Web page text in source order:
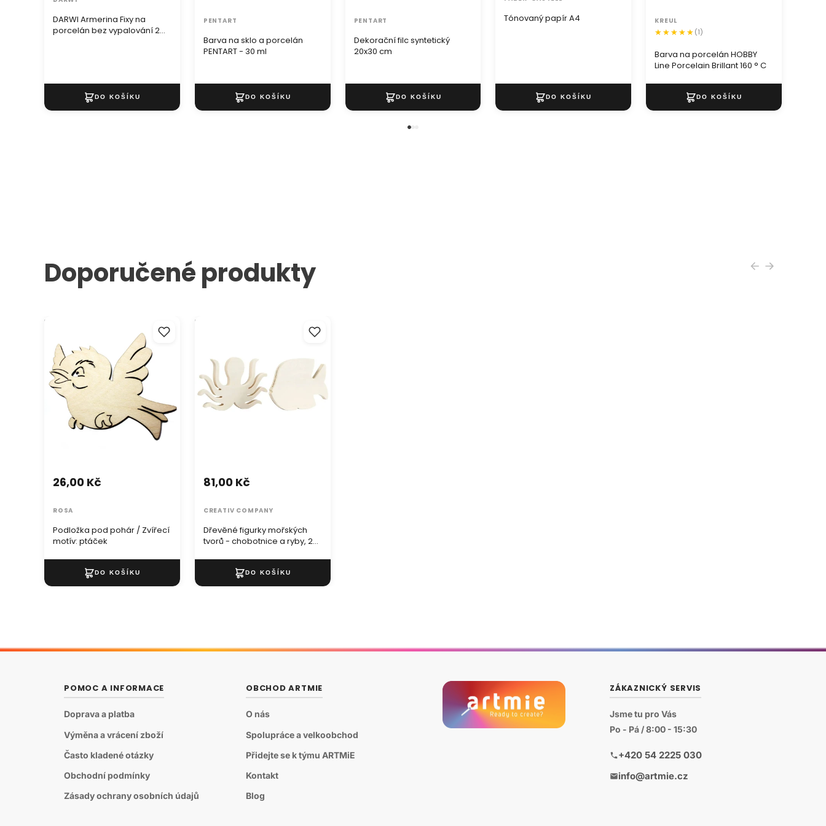
DARWI Armerina Fixy na
porcelán bez vypalování 2
Barva na sklo a porcelán
PENTART - 30 ml
PENTART
Dekorační filc syntetický
20x30 cm
PENTART Tónovaný papír A4
Barva na porcelán HOBBY
Line Porcelain Brillant 160 ° C
KREUL
(1)
Doporučené produkty
Podložka pod pohár / Zvířecí
Podložka pod pohár / Zvířecí
motív: ptáček
26,00 Kč
ROSA
Dřevěné figurky mořských
tvorů - chobotnice a ryby, 2 ks
Dřevěné figurky mořských
tvorů - chobotnice a ryby, 2
81,00 Kč
CREATIV COMPANY
POMOC A INFORMACE
Doprava a platba
Výměna a vrácení zboží
Často kladené otázky
Obchodní podmínky
Zásady ochrany osobních údajů
OBCHOD ARTMIE
O nás
Spolupráce a velkoobchod
Přidejte se k týmu ARTMiE
Kontakt
Blog
ZÁKAZNICKÝ SERVIS
Jsme tu pro Vás
Po - Pá / 8:00 - 15:30
+420 54 2225 030
info@artmie.cz